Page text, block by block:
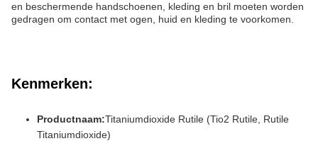
en beschermende handschoenen, kleding en bril moeten worden
gedragen om contact met ogen, huid en kleding te voorkomen.
Kenmerken:
Productnaam:Titaniumdioxide Rutile (Tio2 Rutile, Rutile
Titaniumdioxide)